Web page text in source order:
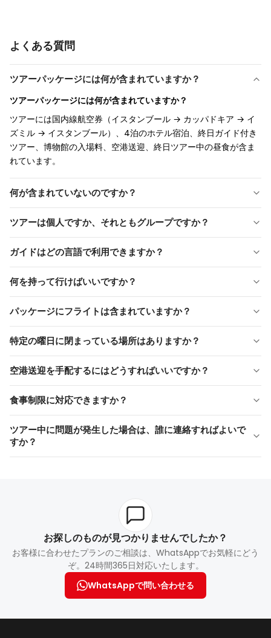
よくある質問
ツアーパッケージには何が含まれていますか？
ツアーパッケージには何が含まれていますか？
ツアーには国内線航空券（イスタンブール → カッパドキア → イ
ズミル → イスタンブール）、4泊のホテル宿泊、終日ガイド付き
ツアー、博物館の入場料、空港送迎、終日ツアー中の昼食が含ま
れています。
何が含まれていないのですか？
ツアーは個人ですか、それともグループですか？
ツアーはプライベートですか、それともグループですか？
約時にご希望をお知らせください。
ガイドはどの言語で利用できますか？
です。
何を持って行けばいいですか？
ンドブレーカー、サングラス、帽子、日焼け止め、カメラ、個人
の薬、小さなバックパック、現金またはクレジットカード、水
筒。
パッケージにフライトは含まれていますか？
パッケージには飛行機が含まれていますか？
ミル、イズミルからイスタンブールへの国内フライトが含まれて
特定の曜日に閉まっている場所はありますか？
特定の日に閉館している施設はありますか？
日に、グランドバザールは日曜日に閉館します。もし訪問日が重
なる場合は、カリイェ博物館（ホラ教会）を代わりに訪問しま
空港送迎を手配するにはどうすればいいですか？
空港送迎を手配するにはどうすればよいですか？
ル空港に到着したら、出口ゲート13
に進んで、私たちのチームが
あなたをお迎えします。
食事制限に対応できますか？
はい、ベジタリアンであるか、食物アレルギーがある場合は、事
前にお知らせください。
ツアー中に問題が発生した場合は、誰に連絡すればよいで
すか？
お探しのものが見つかりませんでしたか？
お客様に合わせたプランのご相談は、WhatsAppでお気軽にどう
ぞ。24時間365日対応いたします。
WhatsAppで問い合わせる